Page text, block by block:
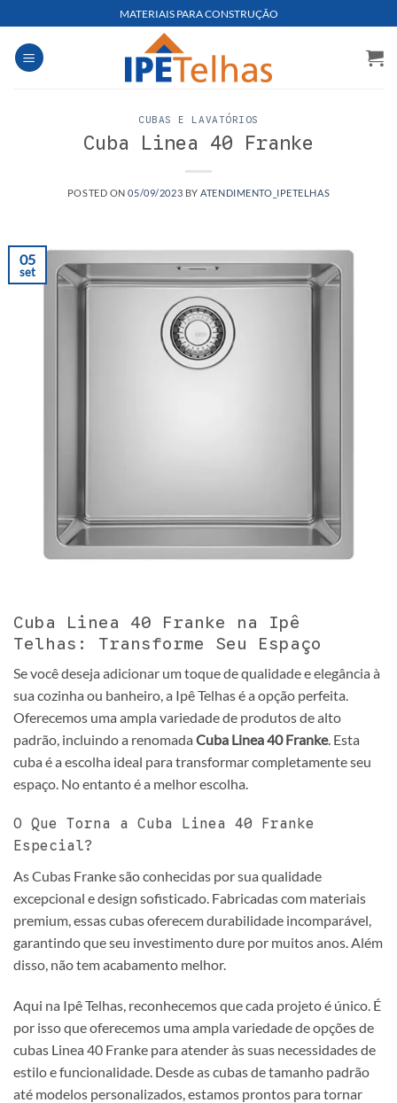
to
content
MATERIAIS PARA CONSTRUÇÃO
CUBAS E LAVATÓRIOS
Cuba Linea 40 Franke
POSTED ON05/09/2023 BY ATENDIMENTO_IPETELHAS
05
set
Cuba Linea 40 Franke na Ipê
Telhas: Transforme Seu Espaço
Se você deseja adicionar um toque de qualidade e elegância à
sua cozinha ou banheiro, a Ipê Telhas é a opção perfeita.
Oferecemos uma ampla variedade de produtos de alto
padrão, incluindo a renomada Cuba Linea 40 Franke. Esta
cuba é a escolha ideal para transformar completamente seu
espaço. No entanto é a melhor escolha.
O Que Torna a Cuba Linea 40 Franke
Especial?
As Cubas Franke são conhecidas por sua qualidade
excepcional e design sofisticado. Fabricadas com materiais
premium, essas cubas oferecem durabilidade incomparável,
garantindo que seu investimento dure por muitos anos. Além
disso, não tem acabamento melhor.
Aqui na Ipê Telhas, reconhecemos que cada projeto é único. É
por isso que oferecemos uma ampla variedade de opções de
cubas Linea 40 Franke para atender às suas necessidades de
estilo e funcionalidade. Desde as cubas de tamanho padrão
até modelos personalizados, estamos prontos para tornar